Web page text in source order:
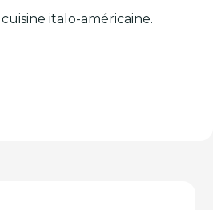
italo-américaine.